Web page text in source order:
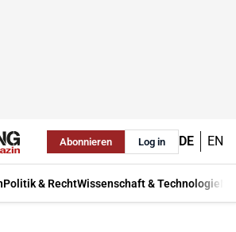
Abonnieren Log in DE EN
Politik & RechtWissenschaft & Technologie